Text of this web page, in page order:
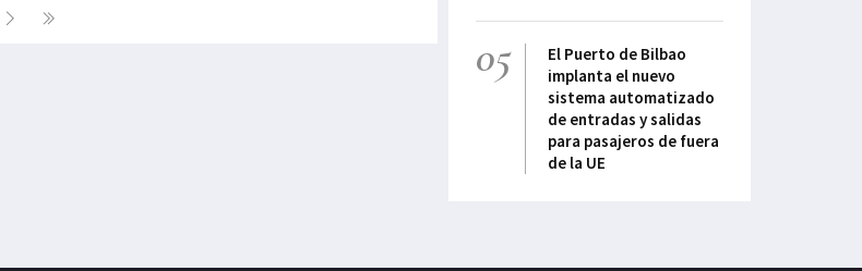
05
El Puerto de Bilbao
implanta el nuevo
sistema automatizado
de entradas y salidas
para pasajeros de fuera
de la UE